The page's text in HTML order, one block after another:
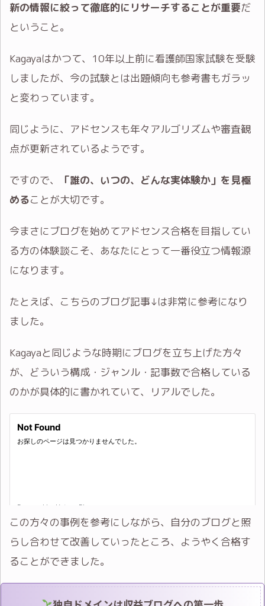
新の情報に絞って徹底的にリサーチすることが重要だ
ということ。
Kagayaはかつて、10年以上前に看護師国家試験を受験
しましたが、今の試験とは出題傾向も参考書もガラッ
と変わっています。
同じように、アドセンスも年々アルゴリズムや審査観
点が更新されているようです。
ですので、
「誰の、いつの、どんな実体験か」を見極
めることが大切です。
今まさにブログを始めてアドセンス合格を目指してい
る方の体験談こそ、あなたにとって一番役立つ情報源
になります。
たとえば、こちらのブログ記事↓は非常に参考になり
ました。
Kagayaと同じような時期にブログを立ち上げた方々
が、どういう構成・ジャンル・記事数で合格している
のかが具体的に書かれていて、リアルでした。
この方々の事例を参考にしながら、自分のブログと照
らし合わせて改善していったところ、ようやく合格す
ることができました。